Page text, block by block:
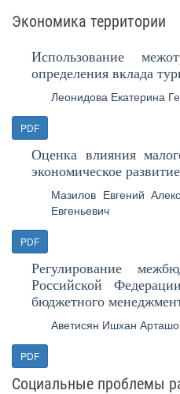
Экономика территории
Использование
определения вклада
Леонидова Екатерина
PDF
Оценка влияния
экономическое
Мазилов Евгений
Евгеньевич
PDF
Регулирование
Российской
бюджетного
Аветисян Ишхан
PDF
Социальные проблемы